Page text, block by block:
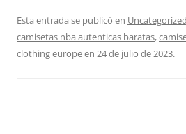
Esta entrada se publicó en Uncategorized
camisetas nba autenticas baratas,
clothing europeen 24 de julio de 2023.